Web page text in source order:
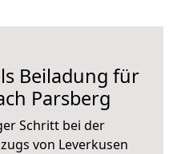
Beiladung für
Parsberg
Schritt bei der
von Leverkusen